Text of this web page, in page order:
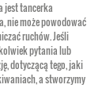
jest tancerka
nie może powodować
ruchów. Jeśli
pytania lub
dotyczącą tego, jaki
a stworzymy